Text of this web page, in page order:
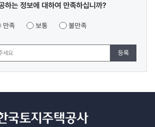
하는 정보에 대하여 만족하십니까?
만족 보통
불만족
등록